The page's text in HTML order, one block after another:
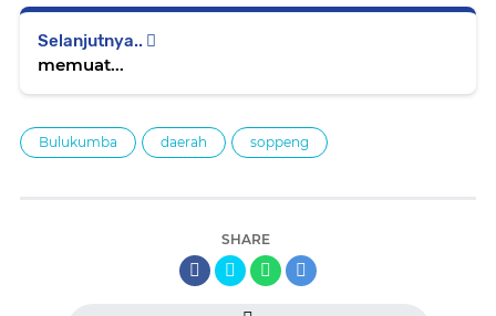
Selanjutnya..
memuat...
Bulukumba daerah soppeng
SHARE